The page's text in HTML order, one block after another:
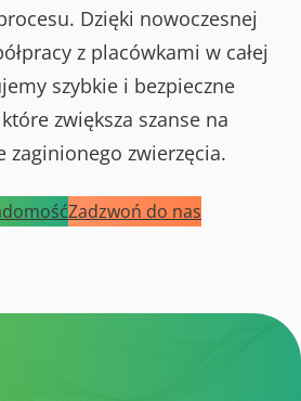
Dzięki nowoczesnej
z placówkami w całej
szybkie i bezpieczne
zwiększa szanse na
zaginionego zwierzęcia.
Zadzwoń do nas